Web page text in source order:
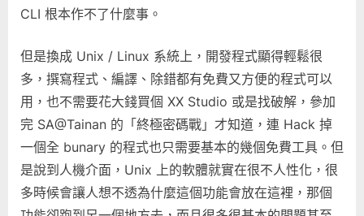
CLI 根本作不了什麼事。
但是換成 Unix / Linux 系統上，開發程式顯得輕鬆很
多，撰寫程式、編譯、除錯都有免費又方便的程式可以
用，也不需要花大錢買個 XX Studio 或是找破解，參加
完 SA@Tainan 的「終極密碼戰」才知道，連 Hack 掉
一個全 bunary 的程式也只需要基本的幾個免費工具。但
是說到人機介面，Unix 上的軟體就實在很不人性化，很
多時候會讓人想不透為什麼這個功能會放在這裡，那個